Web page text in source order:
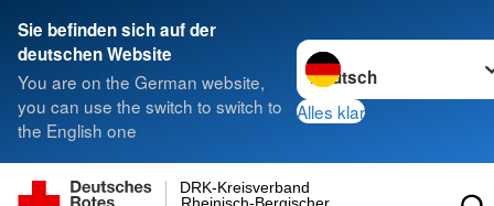
Sie befinden sich auf der
deutschen Website
You are on the German website,
you can use the switch to switch to
the English one
Sprache wechseln zu
Alles klar
DRK-Kreisverband